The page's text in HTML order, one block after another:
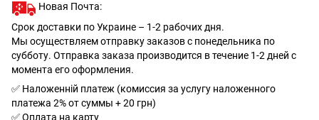
Новая Почта:
Срок доставки по Украине – 1-2 рабочих дня.
Мы осуществляем отправку заказов с понедельника по
субботу. Отправка заказа производится в течение 1-2 дней с
момента его оформления.
✅ Наложенній платеж (комиссия за услугу наложенного
платежа 2% от суммы + 20 грн)
✅ Оплата на карту